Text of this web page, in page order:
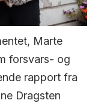
Marte
forsvars- og
rapport fra
Dragsten